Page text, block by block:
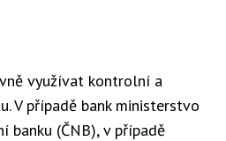
využívat kontrolní a
V případě bank ministerstvo
banku (ČNB), v případě